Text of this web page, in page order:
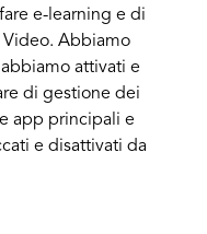
e-learning e di
Video. Abbiamo
attivati e
di gestione dei
app principali e
e disattivati da